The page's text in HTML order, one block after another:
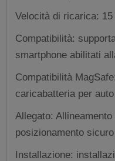
Velocità di ricarica: 15
Compatibilità:
smartphone abilitati
Compatibilità
caricabatteria per
Allegato:
posizionamento
Installazione: